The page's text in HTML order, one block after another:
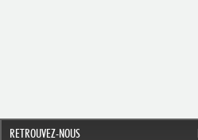
RETROUVEZ-NOUS